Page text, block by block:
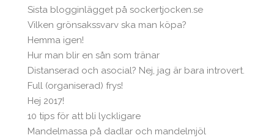
Sista blogginlägget på sockertjocken.se
Vilken grönsakssvarv ska man köpa?
Hemma igen!
Hur man blir en sån som tränar
Distanserad och asocial? Nej, jag är bara introvert.
Full (organiserad) frys!
Hej 2017!
10 tips för att bli lyckligare
Mandelmassa på dadlar och mandelmjöl